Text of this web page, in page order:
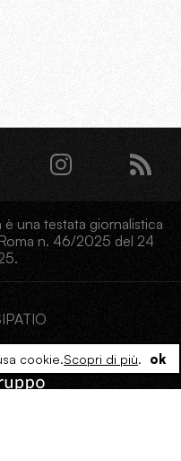
una testata giornalistica
n. 46/2025 del 24
cookie.Scopri di più. ok